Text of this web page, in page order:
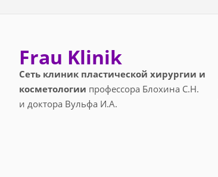
Frau Klinik
Сеть клиник пластической хирургии и
косметологии профессора Блохина С.Н.
и доктора Вульфа И.А.